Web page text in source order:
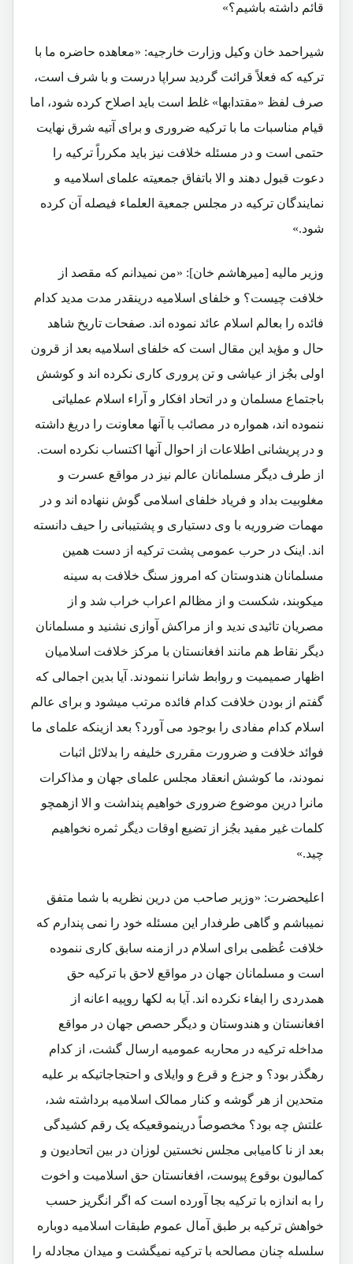
قائم داشته باشیم؟»
شیراحمد خان وکیل وزارت خارجیه: «معاهده حاضره ما با
ترکیه که فعلاً قرائت گردید سراپا درست و با شرف است،
صرف لفظ «مقتدابها» غلط است باید اصلاح کرده شود، اما
قیام مناسبات ما با ترکیه ضروری و برای آتیه شرق نهایت
حتمی است و در مسئله خلافت نیز باید مکرراً ترکیه را
دعوت قبول دهند و الا باتفاق جمعیته علمای اسلامیه و
نمایندگان ترکیه در مجلس جمعیة العلماء فیصله آن کرده
شود.»
وزیر مالیه [میرهاشم خان]: «من نمیدانم که مقصد از
خلافت چیست؟ و خلفای اسلامیه درینقدر مدت مدید کدام
فائده را بعالم اسلام عائد نموده اند. صفحات تاریخ شاهد
حال و مؤید این مقال است که خلفای اسلامیه بعد از قرون
اولی بجُز از عیاشی و تن پروری کاری نکرده اند و کوشش
باجتماع مسلمان و در اتحاد افکار و آراء اسلام عملیاتی
ننموده اند، همواره در مصائب با آنها معاونت را دریغ داشته
و در پریشانی اطلاعات از احوال آنها اکتساب نکرده است.
از طرف دیگر مسلمانان عالم نیز در مواقع عسرت و
مغلوبیت بداد و فریاد خلفای اسلامی گوش ننهاده اند و در
مهمات ضروریه با وی دستیاری و پشتیبانی را حیف دانسته
اند. اینک در حرب عمومی پشت ترکیه از دست همین
مسلمانان هندوستان که امروز سنگ خلافت به سینه
میکوبند، شکست و از مظالم اعراب خراب شد و از
مصریان تائیدی ندید و از مراکش آوازی نشنید و مسلمانان
دیگر نقاط هم مانند افغانستان با مرکز خلافت اسلامیان
اظهار صمیمیت و روابط شانرا ننمودند. آیا بدین اجمالی که
گفتم از بودن خلافت کدام فائده مرتب میشود و برای عالم
اسلام کدام مفادی را بوجود می آورد؟ بعد ازینکه علمای ما
فوائد خلافت و ضرورت مقرری خلیفه را بدلائل اثبات
نمودند، ما کوشش انعقاد مجلس علمای جهان و مذاکرات
مانرا درین موضوع ضروری خواهیم پنداشت و الا ازهمچو
کلمات غیر مفید بجُز از تضیع اوقات دیگر ثمره نخواهیم
چید.»
اعلیحضرت: «وزیر صاحب من درین نظریه با شما متفق
نمیباشم و گاهی طرفدار این مسئله خود را نمی پندارم که
خلافت عُظمی برای اسلام در ازمنه سابق کاری ننموده
است و مسلمانان جهان در مواقع لاحق با ترکیه حق
همدردی را ایفاء نکرده اند. آیا به لکها روپیه اعانه از
افغانستان و هندوستان و دیگر حصص جهان در مواقع
مداخله ترکیه در محاربه عمومیه ارسال گشت، از کدام
رهگذر بود؟ و جزع و قرع و وایلای و احتجاجاتیکه بر علیه
متحدین از هر گوشه و کنار ممالک اسلامیه برداشته شد،
علتش چه بود؟ مخصوصاً درینموقعیکه یک رقم کشیدگی
بعد از نا کامیابی مجلس نخستین لوزان در بین اتحادیون و
کمالیون بوقوع پیوست، افغانستان حق اسلامیت و اخوت
را به اندازه با ترکیه بجا آورده است که اگر انگریز حسب
خواهش ترکیه بر طبق آمال عموم طبقات اسلامیه دوباره
سلسله چنان مصالحه با ترکیه نمیگشت و میدان مجادله را